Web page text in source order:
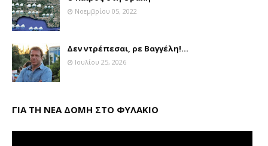
Νοεμβρίου 05, 2022
Δεν ντρέπεσαι, ρε Βαγγέλη!...
Ιουλίου 25, 2026
ΓΙΑ ΤΗ ΝΕΑ ΔΟΜΗ ΣΤΟ ΦΥΛΑΚΙΟ